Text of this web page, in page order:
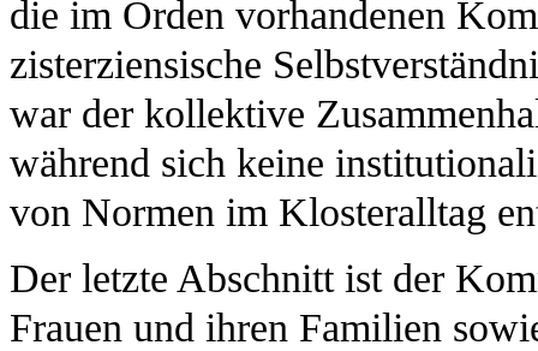
die im Orden vorhandenen
zisterziensische
war der kollektive
während sich keine
von Normen im Klosteralltag
Der letzte Abschnitt ist der
Frauen und ihren Familien